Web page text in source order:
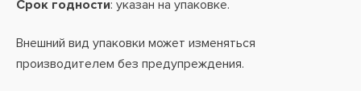
Срок годности: указан на упаковке.
Внешний вид упаковки может изменяться
производителем без предупреждения.